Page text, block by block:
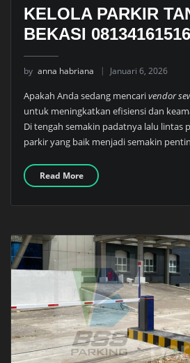
KELOLA PARKIR
BEKASI
by anna habriana Januari 6, 2026
Apakah Anda sedang mencarivendor
untuk meningkatkan efisiensi dan
Di tengah semakin padatnya lalu lintas
parkir yang baik menjadi semakin
Read More